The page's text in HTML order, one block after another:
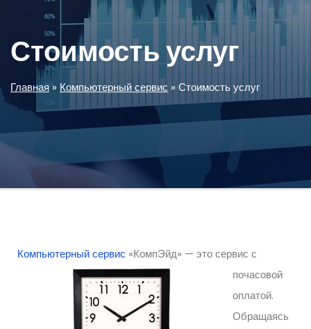
Стоимость услуг
Главная » Компьютерный сервис » Стоимость услуг
Компьютерный сервис «КомпЭйд» — это сервис с
почасовой
оплатой.
Обращаясь